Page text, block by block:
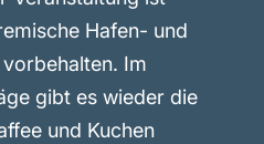
Hafen- und
Im
gibt es wieder die
und Kuchen